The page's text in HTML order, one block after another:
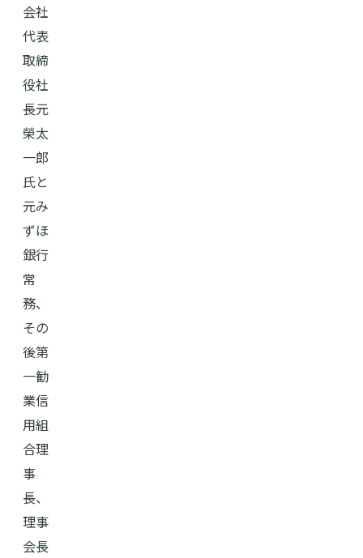
会社
代表
取締
役社
長元
榮太
一郎
氏と
元み
ずほ
銀行
常
務、
その
後第
一勧
業信
用組
合理
事
長、
理事
会長